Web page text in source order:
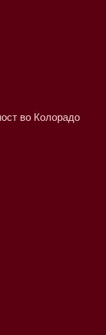
во Колорадо